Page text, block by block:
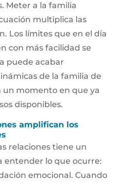
Meter a la familia
multiplica las
Los límites que en el día
con más facilidad se
puede acabar
de la familia de
un momento en que ya
disponibles.
amplifican los
relaciones tiene un
entender lo que ocurre:
emocional. Cuando